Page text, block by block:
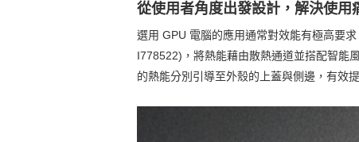
從使用者角度出發設計，解決使用
選用 GPU 電腦的應用通常對效能有極高要
I778522)，將熱能藉由散熱通道並搭配智能
的熱能分別引導至外殼的上蓋與側邊，有效